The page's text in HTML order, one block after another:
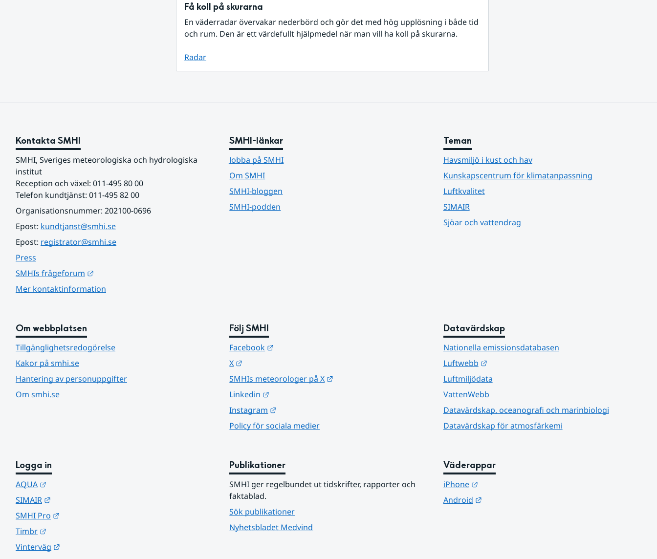
Få koll på skurarna
En väderradar övervakar nederbörd och gör det med hög upplösning i både tid
och rum. Den är ett värdefullt hjälpmedel när man vill ha koll på skurarna.
Radar
Kontakta SMHI
SMHI, Sveriges meteorologiska och hydrologiska
institut
Reception och växel: 011-495 80 00
Telefon kundtjänst: 011-495 82 00
Organisationsnummer: 202100-0696
Epost: kundtjanst@smhi.se
Epost: registrator@smhi.se
Press
SMHIs frågeforum
Mer kontaktinformation
SMHI-länkar
Jobba på SMHI
Om SMHI
SMHI-bloggen
SMHI-podden
Teman
Havsmiljö i kust och hav
Kunskapscentrum för klimatanpassning
Luftkvalitet
SIMAIR
Sjöar och vattendrag
Om webbplatsen
Tillgänglighetsredogörelse
Kakor på smhi.se
Hantering av personuppgifter
Om smhi.se
Följ SMHI
Facebook
X
SMHIs meteorologer på X
Linkedin
Instagram
Policy för sociala medier
Datavärdskap
Nationella emissionsdatabasen
Luftwebb
Länk till annan webbplats.
Luftmiljödata
VattenWebb
Datavärdskap, oceanografi och marinbiologi
Datavärdskap för atmosfärkemi
Logga in
AQUA
SIMAIR
SMHI Pro
Timbr
Vinterväg
Publikationer
SMHI ger regelbundet ut tidskrifter, rapporter och
faktablad.
Sök publikationer
Nyhetsbladet Medvind
Väderappar
iPhone
Länk till annan webbplats.
Android
Länk till annan webbplats.